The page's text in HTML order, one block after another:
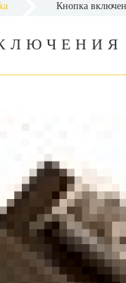
Кнопка